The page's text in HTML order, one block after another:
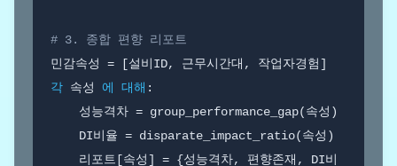
# 3. 종합 편향 리포트
각 속성 에 대해 :